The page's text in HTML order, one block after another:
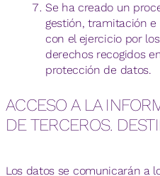
Se ha creado un
gestión, tramitación
con el ejercicio por
derechos recogidos
protección de datos.
ACCESO A LA
DE TERCEROS.
Los datos se comunicarán a